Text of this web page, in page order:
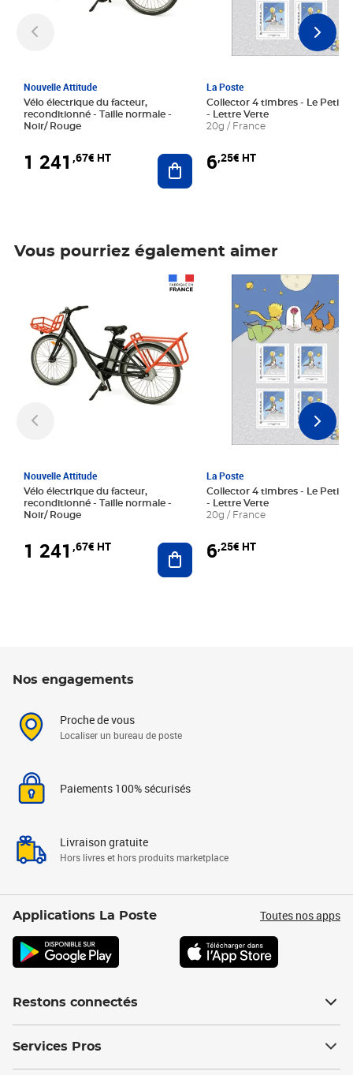
Nouvelle Attitude
Vélo électrique du facteur,
reconditionné - Taille normale -
Noir/ Rouge
1 241 ,67€ HT Ajouter au panier
La Poste
Collector 4 timbres - Le Petit
- Lettre Verte
20g / France
6,25€ HT
Vous pourriez également aimer
Nouvelle Attitude
Vélo électrique du facteur,
reconditionné - Taille normale -
Noir/ Rouge
1 241 ,67€ HT Ajouter au panier
La Poste
Collector 4 timbres - Le Petit
- Lettre Verte
20g / France
6,25€ HT
Prix 6,25€ HT
Nos engagements
Proche de vous
Localiser un bureau de poste
Paiements 100% sécurisés
Livraison gratuite
Hors livres et hors produits marketplace
Applications La Poste Toutes nos apps
Restons connectés
Services Pros